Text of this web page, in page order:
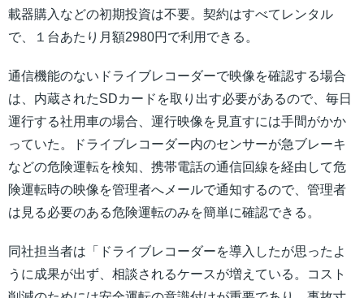
載器購入などの初期投資は不要。契約はすべてレンタル
で、１台あたり月額2980円で利用できる。
通信機能のないドライブレコーダーで映像を確認する場合
は、内蔵されたSDカードを取り出す必要があるので、毎日
運行する社用車の場合、運行映像を見直すには手間がかか
っていた。ドライブレコーダー内のセンサーが急ブレーキ
などの危険運転を検知、携帯電話の通信回線を経由して危
険運転時の映像を管理者へメールで通知するので、管理者
は見る必要のある危険運転のみを簡単に確認できる。
同社担当者は「ドライブレコーダーを導入したが思ったよ
うに成果が出ず、相談されるケースが増えている。コスト